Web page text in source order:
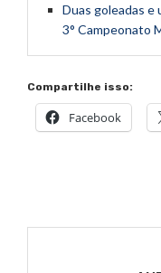
Duas goleadas e
3° Campeonato
Compartilhe isso:
Facebook